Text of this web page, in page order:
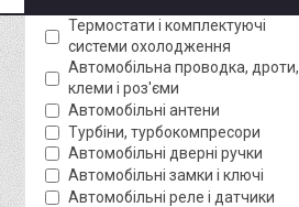
Термостати і комплектуючі
системи охолодження
Автомобільна проводка, дроти,
клеми і роз'єми
Автомобільні антени
Турбіни, турбокомпресори
Автомобільні дверні ручки
Автомобільні замки і ключі
Автомобільні реле і датчики